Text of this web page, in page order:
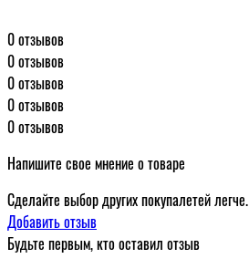
0 отзывов
0 отзывов
0 отзывов
0 отзывов
0 отзывов
Напишите свое мнение о товаре
Сделайте выбор других покупалетей легче.
Добавить отзыв
Будьте первым, кто оставил отзыв